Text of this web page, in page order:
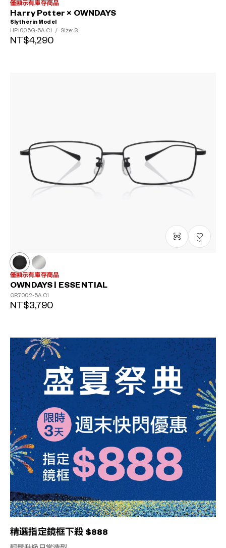
精選指定鏡框下殺 $888
僅顯示有庫存商品
Harry Potter × OWNDAYS
Slytherin Model
HP1005G-5A C1 / Size: S
NT$4,290
14
僅顯示有庫存商品
OWNDAYS | ESSENTIAL
OR7002-5A C1
NT$3,790